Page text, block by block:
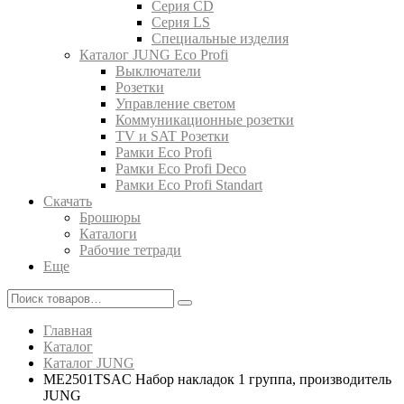
Серия CD
Серия LS
Специальные изделия
Каталог JUNG Eco Profi
Выключатели
Розетки
Управление светом
Коммуникационные розетки
TV и SAT Розетки
Рамки Eco Profi
Рамки Eco Profi Deco
Рамки Eco Profi Standart
Скачать
Брошюры
Каталоги
Рабочие тетради
Еще
Главная
Каталог
Каталог JUNG
ME2501TSAC Набор накладок 1 группа, производитель
JUNG